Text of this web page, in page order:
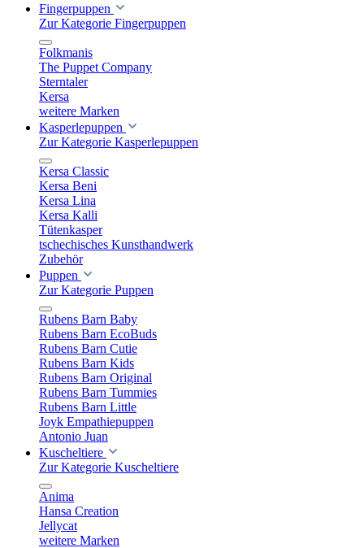
Fingerpuppen
Zur Kategorie Fingerpuppen
Folkmanis
The Puppet Company
Sterntaler
Kersa
weitere Marken
Kasperlepuppen
Zur Kategorie Kasperlepuppen
Kersa Classic
Kersa Beni
Kersa Lina
Kersa Kalli
Tütenkasper
tschechisches Kunsthandwerk
Zubehör
Puppen
Zur Kategorie Puppen
Rubens Barn Baby
Rubens Barn EcoBuds
Rubens Barn Cutie
Rubens Barn Kids
Rubens Barn Original
Rubens Barn Tummies
Rubens Barn Little
Joyk Empathiepuppen
Antonio Juan
Kuscheltiere
Zur Kategorie Kuscheltiere
Anima
Hansa Creation
Jellycat
weitere Marken